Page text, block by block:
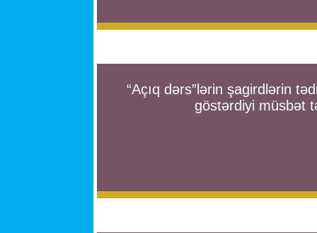
“Açıq dərs”lərin şagirdlərin
göstərdiyi müsbət